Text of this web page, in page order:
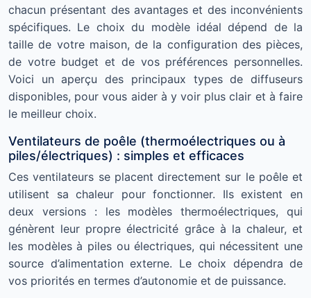
chacun présentant des avantages et des inconvénients
spécifiques. Le choix du modèle idéal dépend de la
taille de votre maison, de la configuration des pièces,
de votre budget et de vos préférences personnelles.
Voici un aperçu des principaux types de diffuseurs
disponibles, pour vous aider à y voir plus clair et à faire
le meilleur choix.
Ventilateurs de poêle (thermoélectriques ou à
piles/électriques) : simples et efficaces
Ces ventilateurs se placent directement sur le poêle et
utilisent sa chaleur pour fonctionner. Ils existent en
deux versions : les modèles thermoélectriques, qui
génèrent leur propre électricité grâce à la chaleur, et
les modèles à piles ou électriques, qui nécessitent une
source d’alimentation externe. Le choix dépendra de
vos priorités en termes d’autonomie et de puissance.